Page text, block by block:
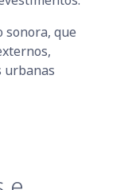
sonora, que
urbanas